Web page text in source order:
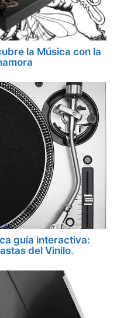
la Música con la
guía interactiva:
del Vinilo.